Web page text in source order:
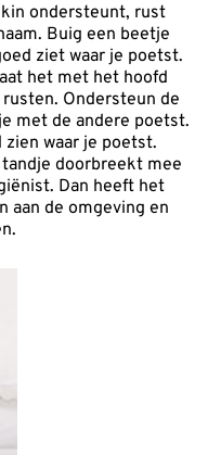
ondersteunt, rust
Buig een beetje
ziet waar je poetst.
het met het hoofd
Ondersteun de
met de andere poetst.
waar je poetst.
doorbreekt mee
Dan heeft het
aan de omgeving en